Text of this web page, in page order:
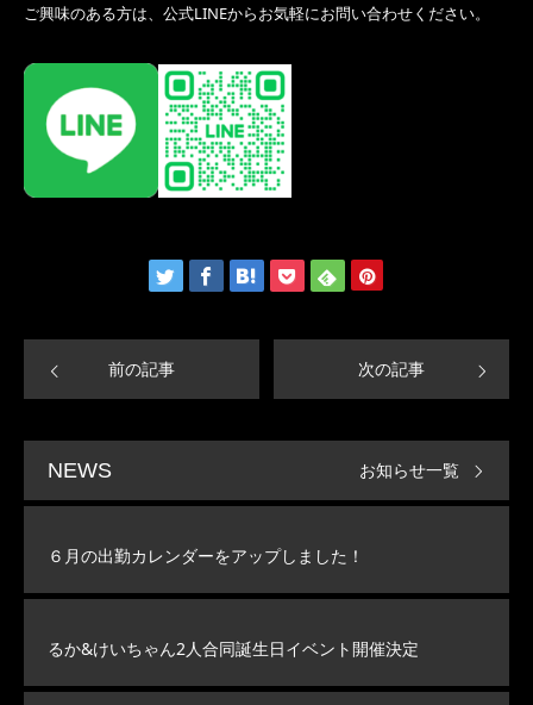
ご興味のある方は、公式LINEからお気軽にお問い合わせください。
前の記事 次の記事
NEWS
６月の出勤カレンダーをアップしました！
るか&けいちゃん2人合同誕生日イベント開催決定
お知らせ一覧